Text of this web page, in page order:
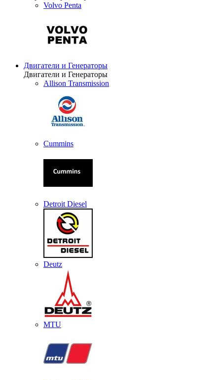
Volvo Penta
Двигатели и Генераторы
Двигатели и Генераторы
Allison Transmission
Cummins
Detroit Diesel
Deutz
MTU